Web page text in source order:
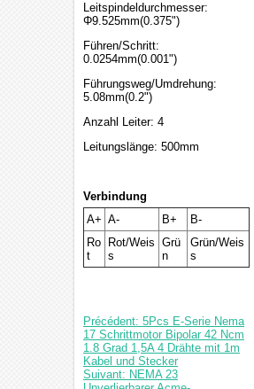
Leitspindeldurchmesser:
Φ9.525mm(0.375")
Führen/Schritt:
0.0254mm(0.001")
Führungsweg/Umdrehung:
5.08mm(0.2")
Anzahl Leiter: 4
Leitungslänge: 500mm
Verbindung
A+ A- B+
B-
Ro
t
Rot/Weis
s
Grü
n
Grün/Weis
s
Précédent: 5Pcs E-Serie Nema
17 Schrittmotor Bipolar 42 Ncm
1.8 Grad 1,5A 4 Drähte mit 1m
Kabel und Stecker
Suivant: NEMA 23